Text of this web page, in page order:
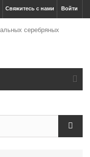
Войти
Свяжитесь с нами